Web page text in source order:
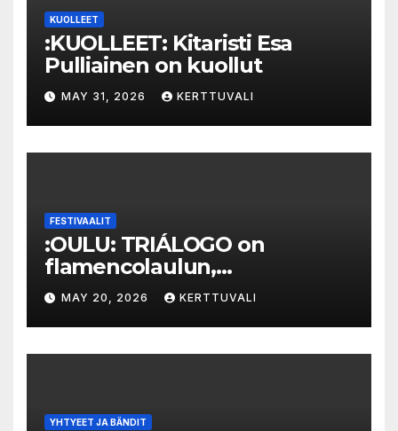
KUOLLEET
:KUOLLEET: Kitaristi Esa
Pulliainen on kuollut
MAY 31, 2026 KERTTUVALI
FESTIVAALIT
:OULU: TRIÁLOGO on
flamencolaulun,
elektronisen musiikin ja
hylätyn tilan välinen trialogi
MAY 20, 2026 KERTTUVALI
YHTYEET JA BÄNDIT